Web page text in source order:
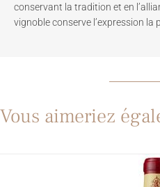
conservant la tradition et en
vignoble conserve l’expression la
Vous aimeriez